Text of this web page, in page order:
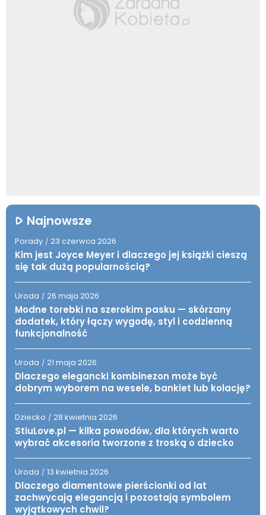
Najnowsze
Porady / 23 czerwca 2026
Kim jest Joyce Meyer i dlaczego jej książki cieszą
się tak dużą popularnością?
Uroda / 26 maja 2026
Modne torebki na szerokim pasku — skórzany
dodatek, który łączy wygodę, styl i codzienną
funkcjonalność
Uroda / 21 maja 2026
Dlaczego elegancki kombinezon może być
dobrym wyborem na wesele, bankiet lub kolację?
Dziecko / 28 kwietnia 2026
StiuLove.pl — kilka powodów, dla których warto
wybrać akcesoria tworzone z troską o dziecko
Uroda / 13 kwietnia 2026
Dlaczego diamentowe pierścionki od lat
zachwycają elegancją i pozostają symbolem
wyjątkowych chwil?